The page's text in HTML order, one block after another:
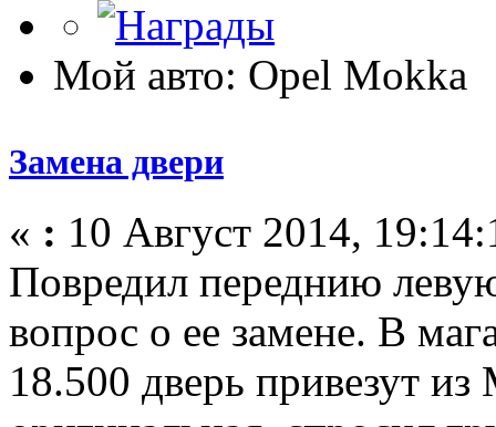
Мой авто: Opel Mokka
Замена двери
« : 10 Август 2014,
Повредил переднию
вопрос о ее замене. В
18.500 дверь привезут